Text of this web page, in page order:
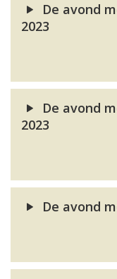
De avond
2023
De avond
2023
De avond